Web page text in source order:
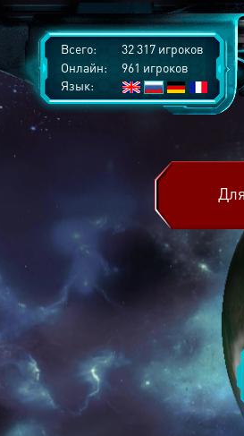
Всего:
32 317 игроков
Онлайн:
961 игроков
Язык: